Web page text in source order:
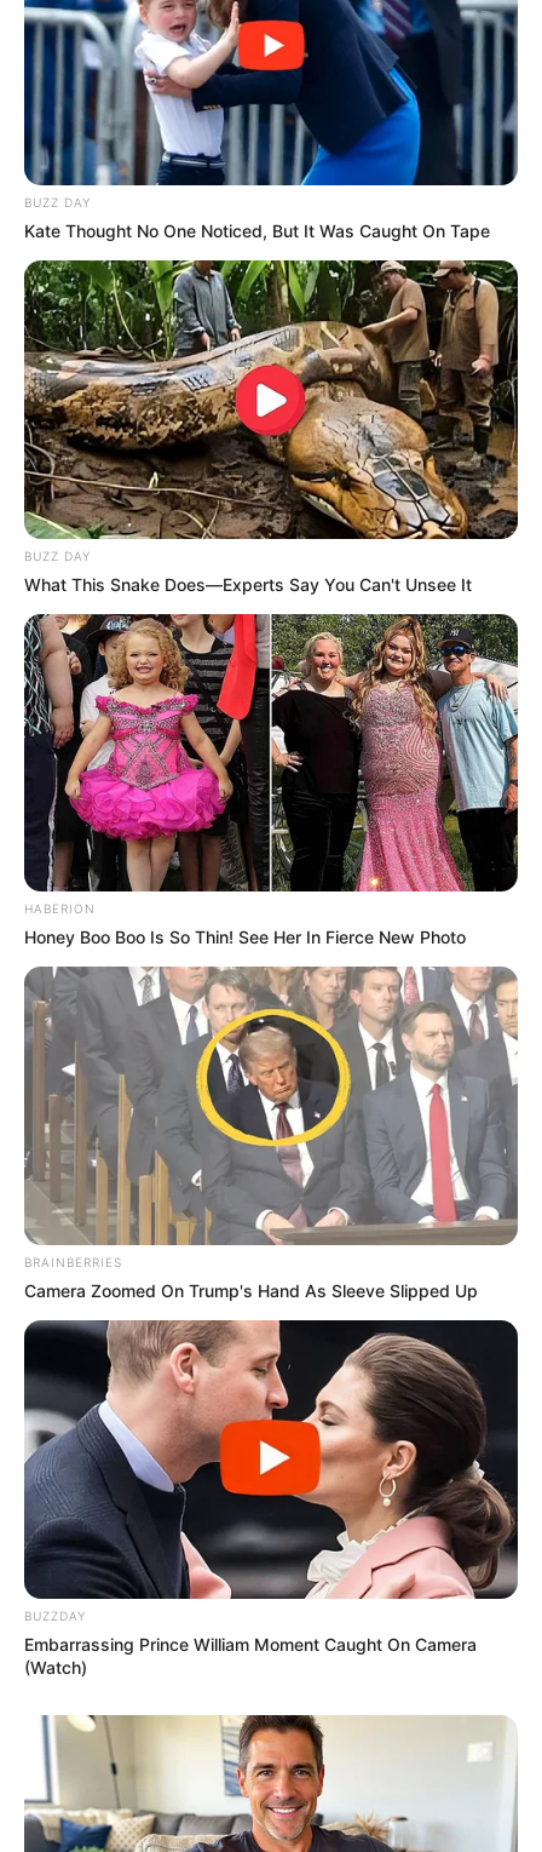
BUZZ DAY
Kate Thought No One Noticed, But It Was Caught On Tape
BUZZ DAY
What This Snake Does—Experts Say You Can't Unsee It
HABERION
Honey Boo Boo Is So Thin! See Her In Fierce New Photo
BRAINBERRIES
Camera Zoomed On Trump's Hand As Sleeve Slipped Up
BUZZDAY
Embarrassing Prince William Moment Caught On Camera
(Watch)